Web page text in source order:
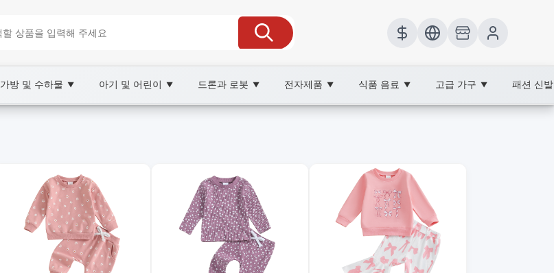
가방 및 수하물 ▼ 아기 및 어린이 ▼ 드론과 로봇 ▼ 전자제품 ▼ 식품 음료 ▼ 고급 가구 ▼ 패션 신